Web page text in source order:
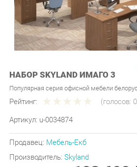
Популярная серия офисной мебели
Рейтинг: (голосов:0)
u-0034874
Производитель:Skyland
Последняя цена: 103 690 ₽